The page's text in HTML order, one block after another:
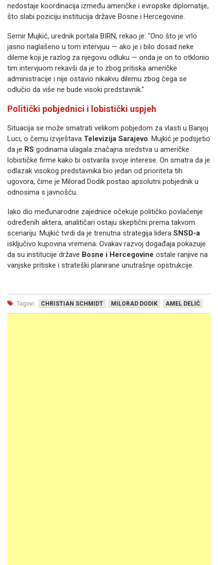
nedostaje koordinacija između američke i evropske diplomatije,
što slabi poziciju institucija države Bosne i Hercegovine.
Semir Mujkić, urednik portala BIRN, rekao je: "Ono što je vrlo
jasno naglašeno u tom intervjuu — ako je i bilo dosad neke
dileme koji je razlog za njegovu odluku — onda je on to otklonio
tim intervjuom rekavši da je to zbog pritiska američke
administracije i nije ostavio nikakvu dilemu zbog čega se
odlučio da više ne bude visoki predstavnik."
Politički pobjednici i lobistički uspjeh
Situacija se može smatrati velikom pobjedom za vlasti u Banjoj
Luci, o čemu izvještava Televizija Sarajevo. Mujkić je podsjetio
da je RS godinama ulagala značajna sredstva u američke
lobističke firme kako bi ostvarila svoje interese. On smatra da je
odlazak visokog predstavnika bio jedan od prioriteta tih
ugovora, čime je Milorad Dodik postao apsolutni pobjednik u
odnosima s javnošću.
Iako dio međunarodne zajednice očekuje političko povlačenje
određenih aktera, analitičari ostaju skeptični prema takvom
scenariju. Mujkić tvrdi da je trenutna strategija lidera SNSD-a
isključivo kupovina vremena. Ovakav razvoj događaja pokazuje
da su institucije države Bosne i Hercegovine ostale ranjive na
vanjske pritiske i strateški planirane unutrašnje opstrukcije.
Tagovi: CHRISTIAN SCHMIDT MILORAD DODIK AMEL DELIĆ